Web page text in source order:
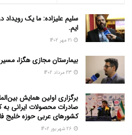
سلیم علیزاده: ما یک رویداد
ایم.
بیمارستان مجازی هگزا،
برگزاری اولین همایش
صادرات محصولات ایرانی
کشورهای عربی حوزه خلیج